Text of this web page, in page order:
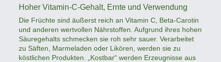
Hoher Vitamin-C-Gehalt, Ernte und Verwendung
Die Früchte sind äußerst reich an Vitamin C, Beta-Carotin
und anderen wertvollen Nährstoffen. Aufgrund ihres hohen
Säuregehalts schmecken sie roh sehr sauer. Verarbeitet
zu Säften, Marmeladen oder Likören, werden sie zu
köstlichen Produkten. „Kostbar“ werden Erzeugnisse aus